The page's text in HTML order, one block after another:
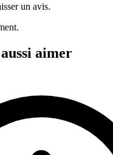
un avis.
aimer